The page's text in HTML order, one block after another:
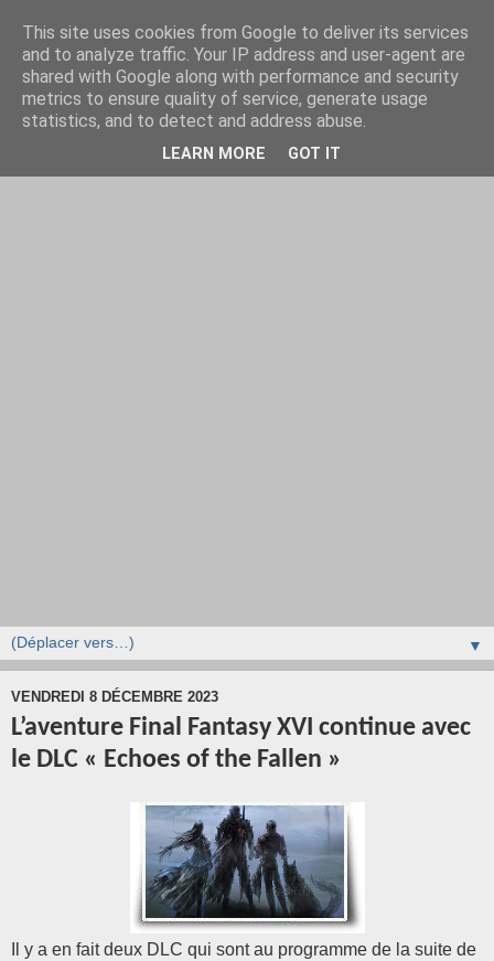
▼
VENDREDI 8 DÉCEMBRE 2023
L’aventure Final Fantasy XVI continue avec
le DLC « Echoes of the Fallen »
Il y a en fait deux DLC qui sont au programme de la suite de
This site uses cookies from Google to deliver its services
and to analyze traffic. Your IP address and user-agent are
shared with Google along with performance and security
metrics to ensure quality of service, generate usage
statistics, and to detect and address abuse.
LEARN MORE GOT IT